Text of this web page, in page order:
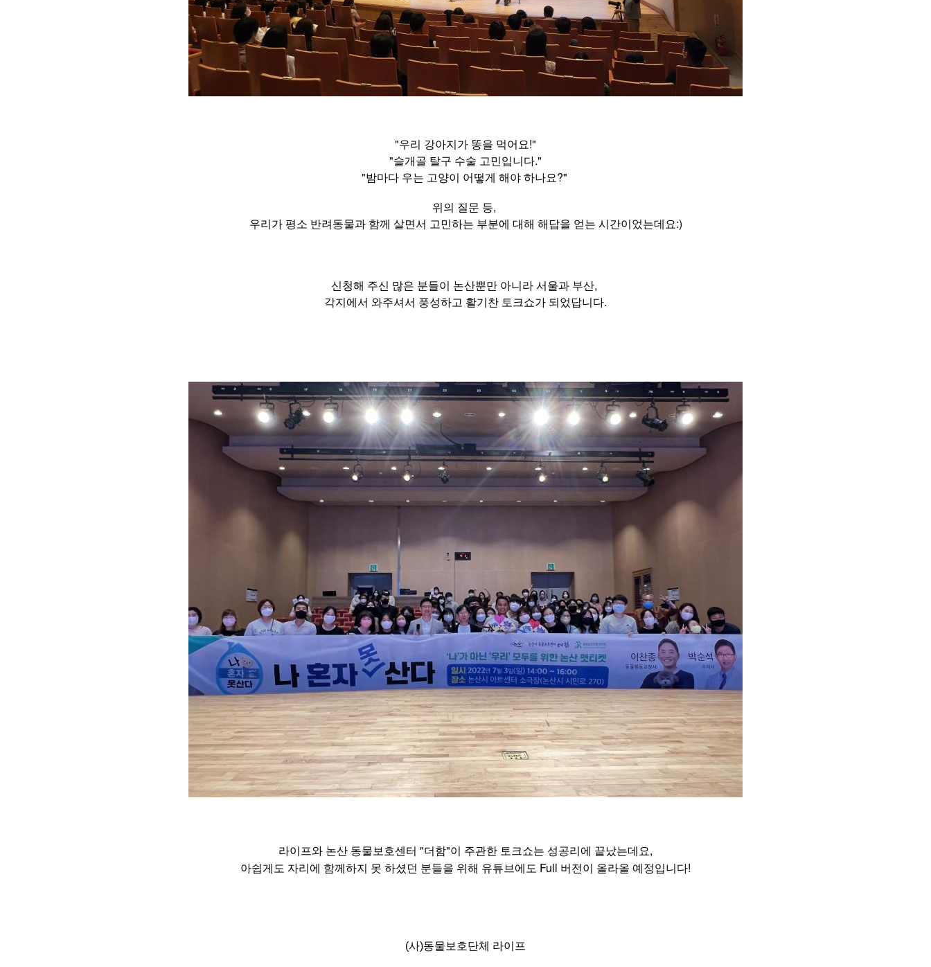
"우리 강아지가 똥을 먹어요!"
"슬개골 탈구 수술 고민입니다."
"밤마다 우는 고양이 어떻게 해야 하나요?"
위의 질문 등,
우리가 평소 반려동물과 함께 살면서 고민하는 부분에 대해 해답을 얻는 시간이었는데요:)
신청해 주신 많은 분들이 논산뿐만 아니라 서울과 부산,
각지에서 와주셔서 풍성하고 활기찬 토크쇼가 되었답니다.
라이프와 논산 동물보호센터 "더함"이 주관한 토크쇼는 성공리에 끝났는데요,
아쉽게도 자리에 함께하지 못 하셨던 분들을 위해 유튜브에도 Full 버전이 올라올 예정입니다!
(사)동물보호단체 라이프